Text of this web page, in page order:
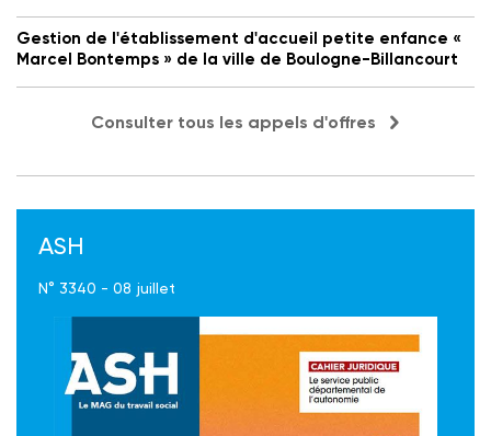
Gestion de l'établissement d'accueil petite enfance «
Marcel Bontemps » de la ville de Boulogne-Billancourt
Consulter tous les appels d'offres
ASH
N° 3340 - 08 juillet